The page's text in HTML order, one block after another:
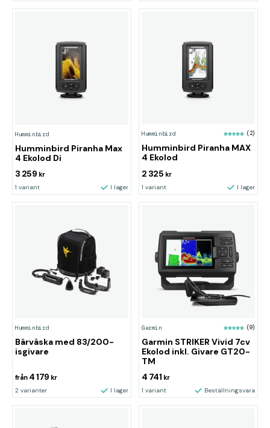
Humminbird
Humminbird Piranha Max
4 Ekolod Di
3 259 kr
1 variant I lager
Humminbird (2)
Humminbird Piranha MAX
4 Ekolod
2 325 kr
1 variant I lager
Humminbird
Bärväska med 83/200-
isgivare
från 4 179 kr
2 varianter I lager
Garmin (9)
Garmin STRIKER Vivid 7cv
Ekolod inkl. Givare GT20-
TM
4 741 kr
1 variant Beställningsvara